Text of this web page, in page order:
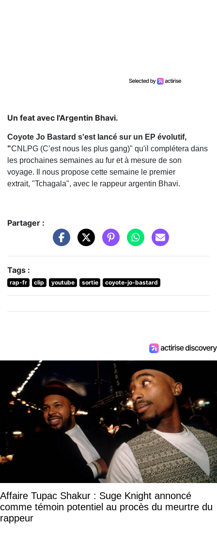
Un feat avec l'Argentin Bhavi.
Coyote Jo Bastard s'est lancé sur un EP évolutif,
"CNLPG (C’est nous les plus gang)" qu'il complétera dans
les prochaines semaines au fur et à mesure de son
voyage. Il nous propose cette semaine le premier
extrait, "Tchagala", avec le rappeur argentin Bhavi.
Partager :
Tags :
rap-fr clip youtube sortie coyote-jo-bastard
Affaire Tupac Shakur : Suge Knight annoncé
comme témoin potentiel au procès du meurtre du
rappeur